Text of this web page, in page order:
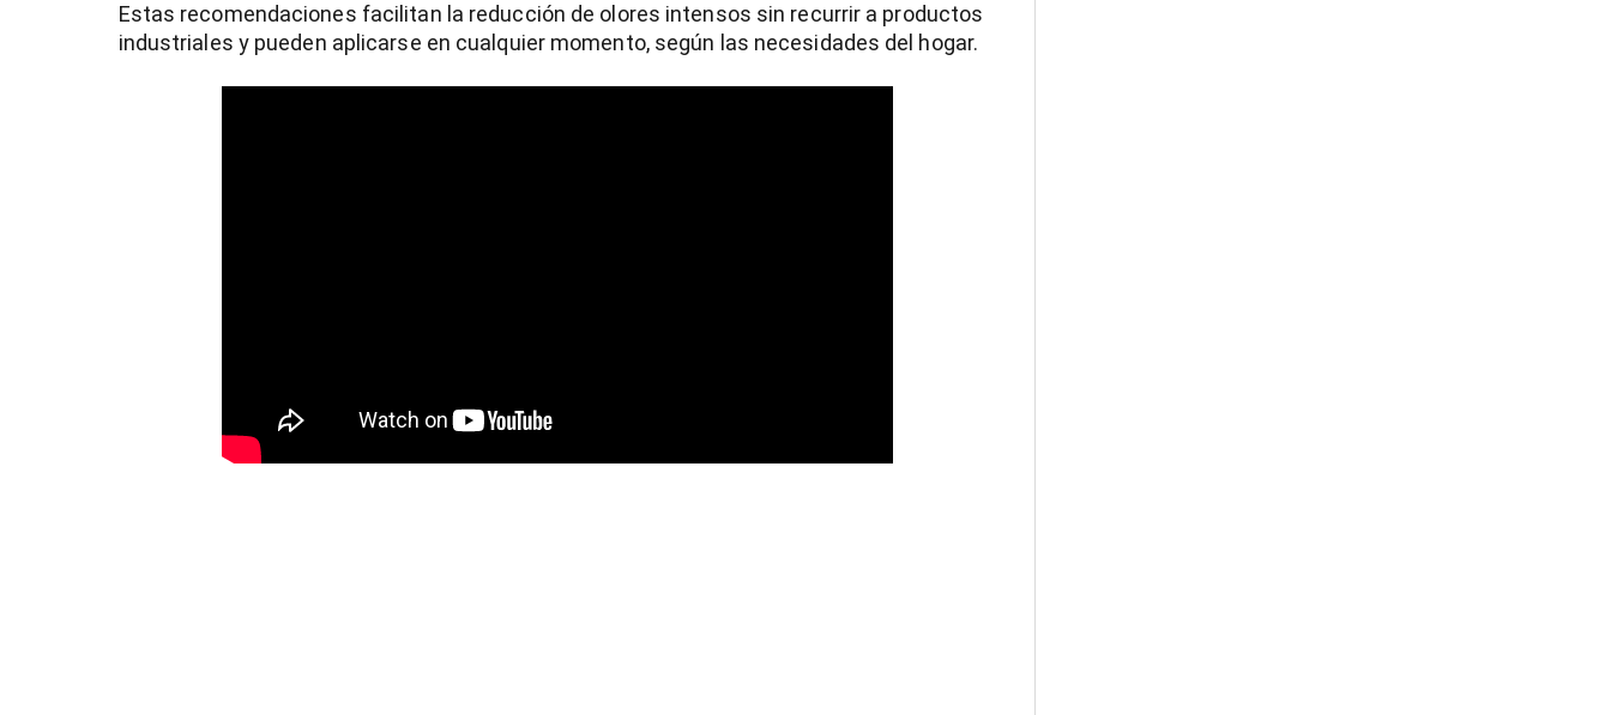
Estas recomendaciones facilitan la reducción de olores intensos sin recurrir a productos
industriales y pueden aplicarse en cualquier momento, según las necesidades del hogar.